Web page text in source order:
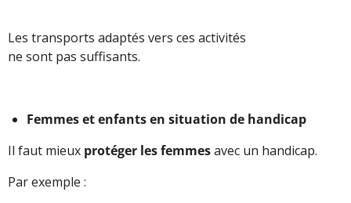
Les transports adaptés vers ces activités
ne sont pas suffisants.
Femmes et enfants en situation de handicap
Il faut mieux protéger les femmesavec un handicap.
Par exemple :